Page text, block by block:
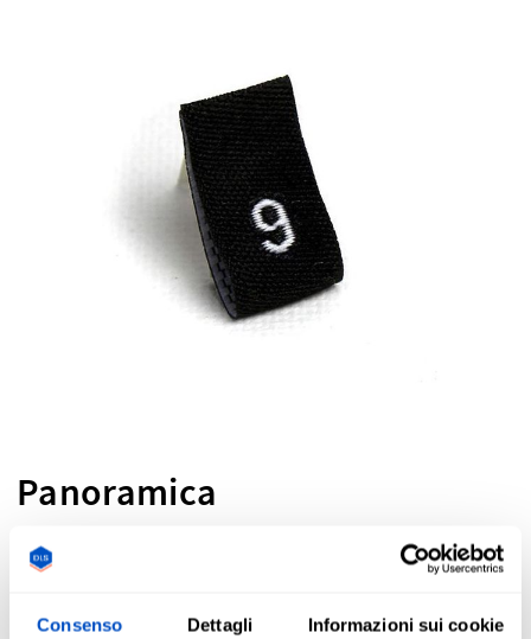
Consenso Dettagli Informazioni sui cookie
Panoramica
Etichette di taglia standard industriali bianco su nero con
numeri da 0 a 200.
migliore fornendo ai tuoi articoli un'etichetta di taglia